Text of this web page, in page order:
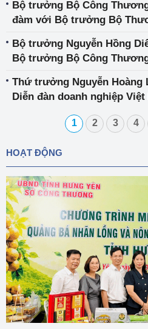
Bộ trưởng Bộ Công
đàm với Bộ trưởng Bộ
Bộ trưởng Nguyễn Hồng
Bộ trưởng Bộ Công
Thứ trưởng Nguyễn Hoàng
Diễn đàn doanh nghiệp
1 2 3 4
HOẠT ĐỘNG